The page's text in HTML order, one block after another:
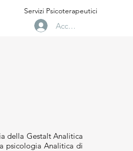
Servizi Psicoterapeutici
Accedi
della Gestalt Analitica
psicologia Analitica di